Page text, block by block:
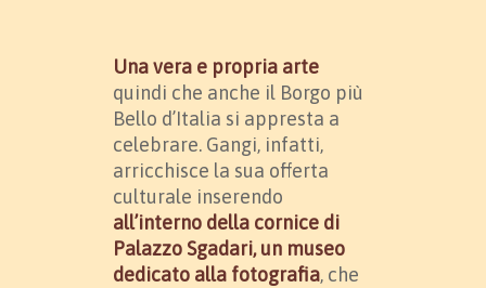
Una vera e propria arte
quindi che anche il Borgo più
Bello d’Italia si appresta a
celebrare. Gangi, infatti,
arricchisce la sua offerta
culturale inserendo
all’interno della cornice di
Palazzo Sgadari, un museo
dedicato alla fotografia, che